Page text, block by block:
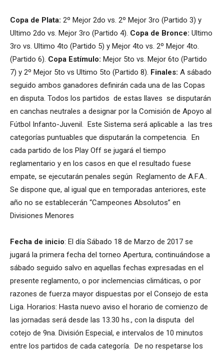
Copa de Plata: 2º Mejor 2do vs. 2º Mejor 3ro (Partido 3) y
Ultimo 2do vs. Mejor 3ro (Partido 4). Copa de Bronce: Ultimo
3ro vs. Ultimo 4to (Partido 5) y Mejor 4to vs. 2º Mejor 4to.
(Partido 6). Copa Estímulo: Mejor 5to vs. Mejor 6to (Partido
7) y 2º Mejor 5to vs Ultimo 5to (Partido 8). Finales: A sábado
seguido ambos ganadores definirán cada una de las Copas
en disputa. Todos los partidos de estas llaves se disputarán
en canchas neutrales a designar por la Comisión de Apoyo al
Fútbol Infanto-Juvenil. Este Sistema será aplicable a las tres
categorías puntuables que disputarán la competencia. En
cada partido de los Play Off se jugará el tiempo
reglamentario y en los casos en que el resultado fuese
empate, se ejecutarán penales según Reglamento de A.F.A..
Se dispone que, al igual que en temporadas anteriores, este
año no se establecerán “Campeones Absolutos” en
Divisiones Menores
Fecha de inicio: El día Sábado 18 de Marzo de 2017 se
jugará la primera fecha del torneo Apertura, continuándose a
sábado seguido salvo en aquellas fechas expresadas en el
presente reglamento, o por inclemencias climáticas, o por
razones de fuerza mayor dispuestas por el Consejo de esta
Liga. Horarios: Hasta nuevo aviso el horario de comienzo de
las jornadas será desde las 13.30 hs., con la disputa del
cotejo de 9na. División Especial, e intervalos de 10 minutos
entre los partidos de cada categoría. De no respetarse los